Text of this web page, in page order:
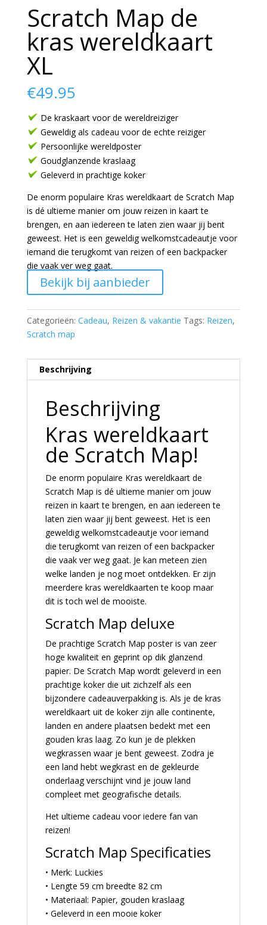
Scratch Map de
kras wereldkaart
XL
€49.95
De kraskaart voor de wereldreiziger
Geweldig als cadeau voor de echte reiziger
Persoonlijke wereldposter
Goudglanzende kraslaag
Geleverd in prachtige koker
De enorm populaire Kras wereldkaart de Scratch Map
is dé ultieme manier om jouw reizen in kaart te
brengen, en aan iedereen te laten zien waar jij bent
geweest. Het is een geweldig welkomstcadeautje voor
iemand die terugkomt van reizen of een backpacker
die vaak ver weg gaat.
Bekijk bij aanbieder
Categorieën: Cadeau, Reizen & vakantie Tags: Reizen,
Scratch map
Beschrijving
Beschrijving
Kras wereldkaart
de Scratch Map!
De enorm populaire Kras wereldkaart de
Scratch Map is dé ultieme manier om jouw
reizen in kaart te brengen, en aan iedereen te
laten zien waar jij bent geweest. Het is een
geweldig welkomstcadeautje voor iemand
die terugkomt van reizen of een backpacker
die vaak ver weg gaat. Je kan meteen zien
welke landen je nog moet ontdekken. Er zijn
meerdere kras wereldkaarten te koop maar
dit is toch wel de mooiste.
Scratch Map deluxe
De prachtige Scratch Map poster is van zeer
hoge kwaliteit en geprint op dik glanzend
papier. De Scratch Map wordt geleverd in een
prachtige koker die uit zichzelf als een
bijzondere cadeauverpakking is. Als je de kras
wereldkaart uit de koker zijn alle continente,
landen en andere plaatsen bedekt met een
gouden kras laag. Zo kun je de plekken
wegkrassen waar je bent geweest. Zodra je
een land hebt wegkrast en de gekleurde
onderlaag verschijnt vind je jouw land
compleet met geografische details.
Het ultieme cadeau voor iedere fan van
reizen!
Scratch Map Specificaties
• Merk: Luckies
• Lengte 59 cm breedte 82 cm
• Materiaal: Papier, gouden kraslaag
• Geleverd in een mooie koker